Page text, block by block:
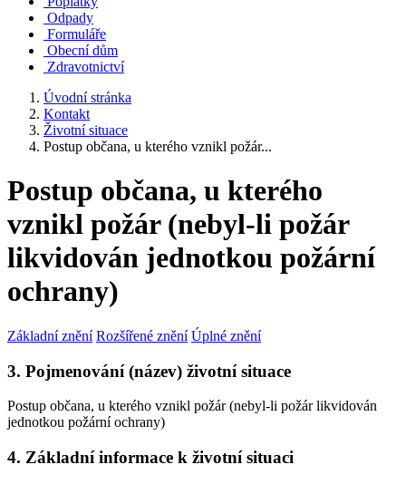
Odpady
Formuláře
Obecní dům
Zdravotnictví
Úvodní stránka
Kontakt
Životní situace
Postup občana, u kterého vznikl požár...
Postup občana, u kterého
vznikl požár (nebyl-li požár
likvidován jednotkou požární
ochrany)
Základní znění Rozšířené znění Úplné znění
3. Pojmenování (název) životní situace
Postup občana, u kterého vznikl požár (nebyl-li požár likvidován
jednotkou požární ochrany)
4. Základní informace k životní situaci